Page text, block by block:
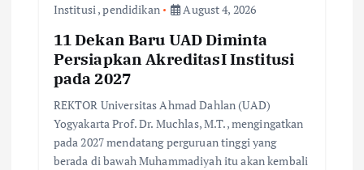
Institusi ,pendidikan August 4, 2026
11 Dekan Baru UAD Diminta
Persiapkan AkreditasI Institusi
pada 2027
REKTOR Universitas Ahmad Dahlan (UAD)
Yogyakarta Prof. Dr. Muchlas, M.T., mengingatkan
pada 2027 mendatang perguruan tinggi yang
berada di bawah Muhammadiyah itu akan kembali